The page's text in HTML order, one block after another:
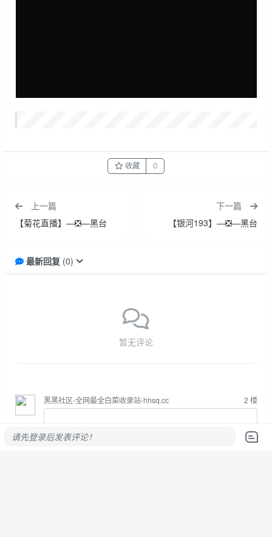
收藏 0
上一篇
【菊花直播】—❎—黑台
下一篇
【银河193】—❎—黑台
最新回复(0)
暂无评论
黑黑社区-全网最全白菜收录站-hhsq.cc 2楼
请先登录后发表评论！